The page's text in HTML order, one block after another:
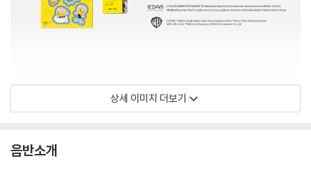
상세 이미지 더보기
음반소개